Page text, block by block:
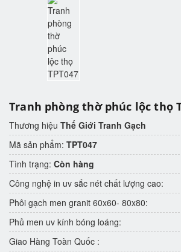
Tranh phòng thờ phúc lộc thọ
Thương hiệu Thế Giới Tranh Gạch
Mã sản phẩm: TPT047
Tình trạng: Còn hàng
Công nghệ in uv sắc nét chất lượng cao:
Phôi gạch men granit 60x60- 80x80:
Phủ men uv kính bóng loáng:
Giao Hàng Toàn Quốc :